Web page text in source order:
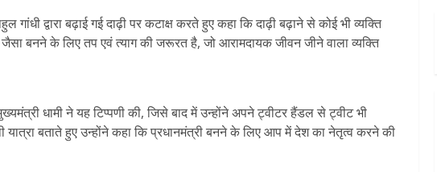
गांधी द्वारा बढ़ाई गई दाढ़ी पर कटाक्ष करते हुए कहा कि दाढ़ी बढ़ाने से कोई भी व्यक्ति
जैसा बनने के लिए तप एवं त्याग की जरूरत है, जो आरामदायक जीवन जीने वाला व्यक्ति
धामी ने यह टिप्पणी की, जिसे बाद में उन्होंने अपने ट्वीटर हैंडल से ट्वीट भी
बताते हुए उन्होंने कहा कि प्रधानमंत्री बनने के लिए आप में देश का नेतृत्व करने की